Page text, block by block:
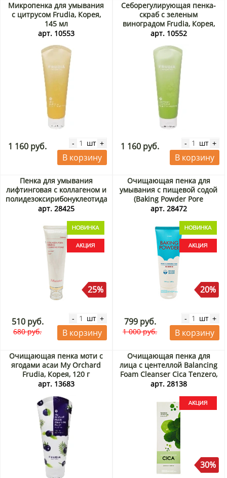
Микропенка для умывания
с цитрусом Frudia, Корея,
145 мл
арт. 10553
1 160 руб. - шт +
В корзину
Себорегулирующая пенка-
скраб с зеленым
виноградом Frudia, Корея,
145 мл
арт. 10552
1 160 руб. - шт +
В корзину
Пенка для умывания
лифтинговая с коллагеном и
полидезоксирибонуклеотидами
(Collagen PDRN Firming
Корея, 120 мл Акция
арт. 28425
25%
510 руб.
680 руб.
- шт +
В корзину
Очищающая пенка для
умывания с пищевой содой
(Baking Powder Pore
Cleansing Foam) Etude
арт. 28472
20%
799 руб.
1 000 руб.
- шт +
В корзину
Очищающая пенка моти с
ягодами асаи My Orchard
Frudia, Корея, 120 г
арт. 13683
Очищающая пенка для
лица с центеллой Balancing
Foam Cleanser Cica Tenzero,
Корея, 100 мл Акция
арт. 28138
30%